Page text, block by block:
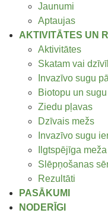
Jaunumi
Aptaujas
AKTIVITĀTES UN
Aktivitātes
Skatam vai
Invazīvo sugu
Biotopu un
Ziedu pļavas
Dzīvais mežs
Invazīvo sugu
Ilgtspējīga
Slēpņošanas
Rezultāti
PASĀKUMI
NODERĪGI